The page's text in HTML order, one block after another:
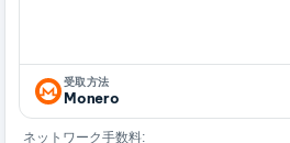
受取方法
Monero
ネットワーク手数料: